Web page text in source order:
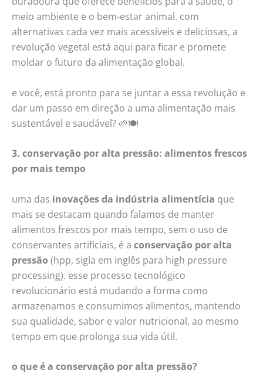
meio ambiente e o bem-estar animal. com
alternativas cada vez mais acessíveis e deliciosas, a
revolução vegetal está aqui para ficar e promete
moldar o futuro da alimentação global.
e você, está pronto para se juntar a essa revolução e
dar um passo em direção a uma alimentação mais
sustentável e saudável? 🌱🍽️
3. conservação por alta pressão: alimentos frescos
por mais tempo
uma das inovações da indústria alimentícia que
mais se destacam quando falamos de manter
alimentos frescos por mais tempo, sem o uso de
conservantes artificiais, é a conservação por alta
pressão (hpp, sigla em inglês para high pressure
processing). esse processo tecnológico
revolucionário está mudando a forma como
armazenamos e consumimos alimentos, mantendo
sua qualidade, sabor e valor nutricional, ao mesmo
tempo em que prolonga sua vida útil.
o que é a conservação por alta pressão?